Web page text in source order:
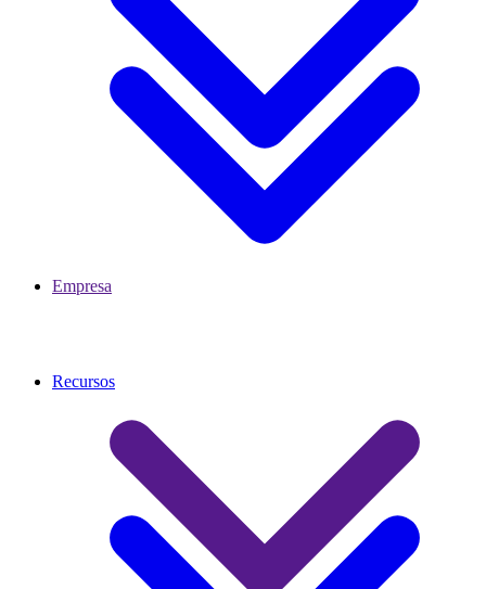
Empresa
Recursos